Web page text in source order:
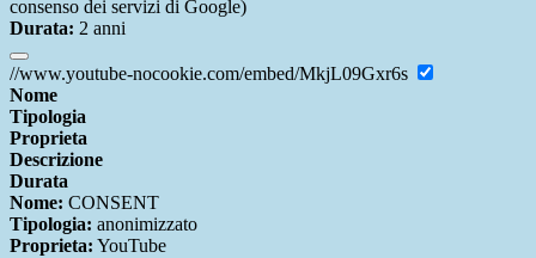
consenso dei servizi di Google)
Durata: 2 anni
//www.youtube-nocookie.com/embed/MkjL09Gxr6s
Nome
Tipologia
Proprieta
Descrizione
Durata
Nome: CONSENT
Tipologia: anonimizzato
Proprieta: YouTube